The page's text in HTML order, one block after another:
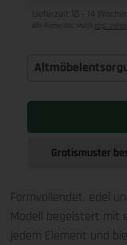
Lieferzeit 10 - 14 Wochen
Alle Preise inkl. MwSt zzgl.
Gratismuster
Formvollendet, edel
Modell begeistert mit
jedem Element und